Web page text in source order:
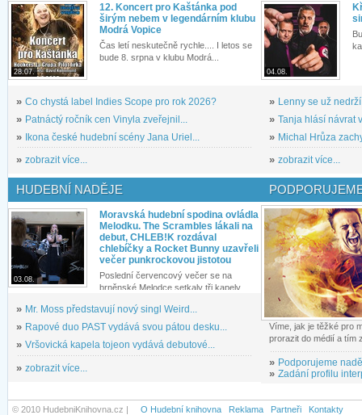
28.07.
12. Koncert pro Kaštánka pod
širým nebem v legendárním klubu
Modrá Vopice
Čas letí neskutečně rychle.... I letos se
bude 8. srpna v klubu Modrá...
» Co chystá label Indies Scope pro rok 2026?
» Patnáctý ročník cen Vinyla zveřejnil...
»
Ikona české hudební scény Jana Uriel...
» zobrazit více...
04.08.
» Lenny se už
» Tanja hlásí návrat
» Michal Hrůza
» zobrazit více...
HUDEBNÍ NADĚJE
03.08.
Moravská hudební spodina ovládla
Melodku. The Scrambles lákali na
debut, CHLEB!K rozdával
chlebíčky a Rocket Bunny uzavřeli
večer punkrockovou jistotou
Poslední červencový večer se na
brněnské Melodce setkaly tři kapely...
» Mr. Moss představují nový singl Weird...
» Rapové duo PAST vydává svou pátou desku...
» Vršovická kapela tojeon vydává debutové...
» zobrazit více...
Víme, jak je těžké pro
prorazit do médií a tím
» Podporujeme
» Zadání profilu
© 2010 HudebniKnihovna.cz | O Hudební knihovna Reklama Partneři Kontakty